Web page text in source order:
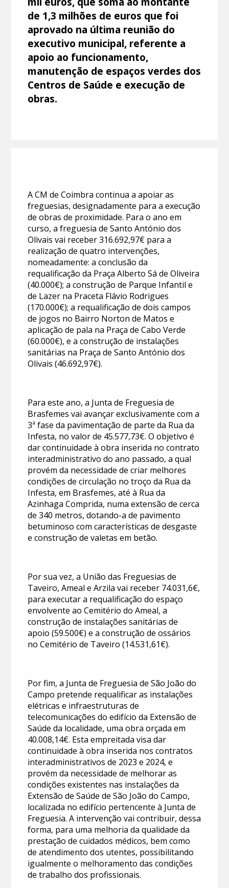
de 1,3 milhões de euros que foi
aprovado na última reunião do
executivo municipal, referente a
apoio ao funcionamento,
manutenção de espaços verdes dos
Centros de Saúde e execução de
obras.
A CM de Coimbra continua a apoiar as
freguesias, designadamente para a execução
de obras de proximidade. Para o ano em
curso, a freguesia de Santo António dos
Olivais vai receber 316.692,97€ para a
realização de quatro intervenções,
nomeadamente: a conclusão da
requalificação da Praça Alberto Sá de Oliveira
(40.000€); a construção de Parque Infantil e
de Lazer na Praceta Flávio Rodrigues
(170.000€); a requalificação de dois campos
de jogos no Bairro Norton de Matos e
aplicação de pala na Praça de Cabo Verde
(60.000€), e a construção de instalações
sanitárias na Praça de Santo António dos
Olivais (46.692,97€).
Para este ano, a Junta de Freguesia de
Brasfemes vai avançar exclusivamente com a
3ª fase da pavimentação de parte da Rua da
Infesta, no valor de 45.577,73€. O objetivo é
dar continuidade à obra inserida no contrato
interadministrativo do ano passado, a qual
provém da necessidade de criar melhores
condições de circulação no troço da Rua da
Infesta, em Brasfemes, até à Rua da
Azinhaga Comprida, numa extensão de cerca
de 340 metros, dotando-a de pavimento
betuminoso com características de desgaste
e construção de valetas em betão.
Por sua vez, a União das Freguesias de
Taveiro, Ameal e Arzila vai receber 74.031,6€,
para executar a requalificação do espaço
envolvente ao Cemitério do Ameal, a
construção de instalações sanitárias de
apoio (59.500€) e a construção de ossários
no Cemitério de Taveiro (14.531,61€).
Por fim, a Junta de Freguesia de São João do
Campo pretende requalificar as instalações
elétricas e infraestruturas de
telecomunicações do edifício da Extensão de
Saúde da localidade, uma obra orçada em
40.008,14€. Esta empreitada visa dar
continuidade à obra inserida nos contratos
interadministrativos de 2023 e 2024, e
provém da necessidade de melhorar as
condições existentes nas instalações da
Extensão de Saúde de São João do Campo,
localizada no edifício pertencente à Junta de
Freguesia. A intervenção vai contribuir, dessa
forma, para uma melhoria da qualidade da
prestação de cuidados médicos, bem como
de atendimento dos utentes, possibilitando
igualmente o melhoramento das condições
de trabalho dos profissionais.